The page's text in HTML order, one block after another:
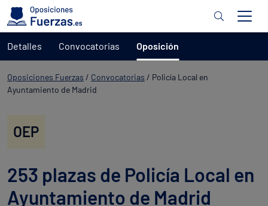
Oposiciones Fuerzas / Convocatorias / Policía Local en
Ayuntamiento de Madrid
OEP
253 plazas de Policía Local en
Ayuntamiento de Madrid
Detalles Convocatorias Oposición